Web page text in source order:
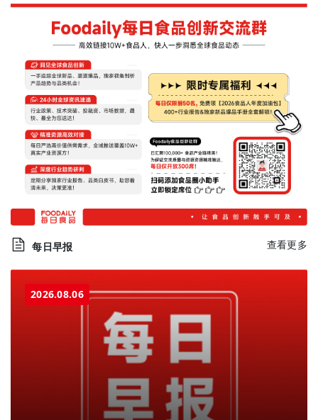
每日早报 查看更多
2026.08.06